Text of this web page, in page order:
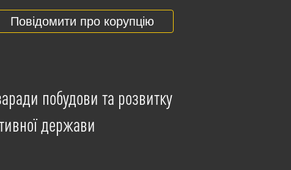
Повідомити про корупцію
побудови та розвитку
держави